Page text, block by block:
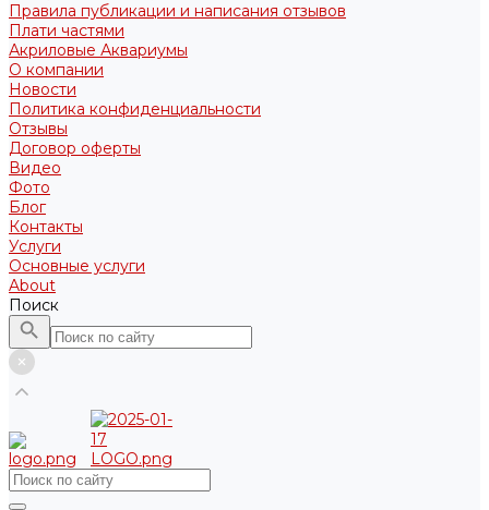
Правила публикации и написания отзывов
Плати частями
Акриловые Аквариумы
О компании
Новости
Политика конфиденциальности
Отзывы
Договор оферты
Видео
Фото
Блог
Контакты
Услуги
Основные услуги
About
Поиск